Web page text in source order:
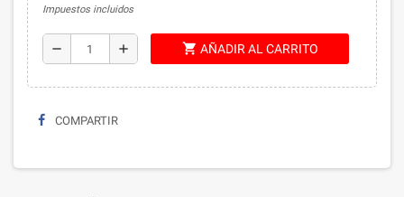
Impuestos incluidos
remove add shopping_cart AÑADIR AL CARRITO
COMPARTIR